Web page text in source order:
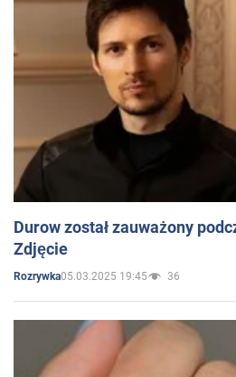
Durow został zauważony
Zdjęcie
Rozrywka05.03.2025 19:45 36